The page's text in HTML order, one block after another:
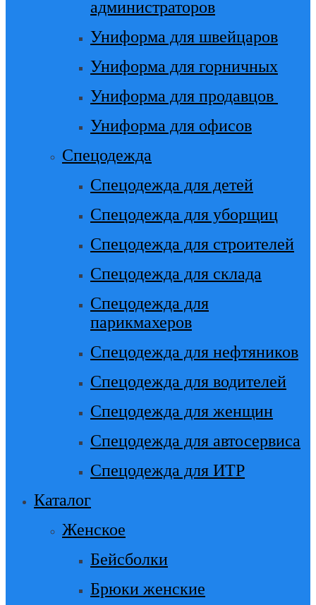
администраторов
Униформа для швейцаров
Униформа для горничных
Униформа для продавцов
Униформа для офисов
Спецодежда
Спецодежда для детей
Спецодежда для уборщиц
Спецодежда для строителей
Спецодежда для склада
Спецодежда для
парикмахеров
Спецодежда для нефтяников
Спецодежда для водителей
Спецодежда для женщин
Спецодежда для автосервиса
Спецодежда для ИТР
Каталог
Женское
Бейсболки
Брюки женские